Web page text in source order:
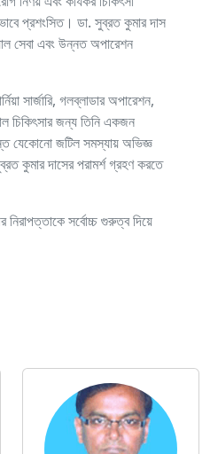
প্রশংসিত। ডা. সুব্রত কুমার দাস
সেবা এবং উন্নত অপারেশন
সার্জারি, গলব্লাডার অপারেশন,
চিকিৎসার জন্য তিনি একজন
যেকোনো জটিল সমস্যায় অভিজ্ঞ
কুমার দাসের পরামর্শ গ্রহণ করতে
সর্বোচ্চ গুরুত্ব দিয়ে